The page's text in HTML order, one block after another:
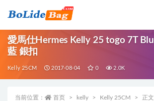
愛馬仕Hermes Kelly 25 togo 7T
藍 銀扣
Kelly 25CM 2017-08-04 0 2.0K
当前位置： 首页 kelly Kelly 25CM 正文